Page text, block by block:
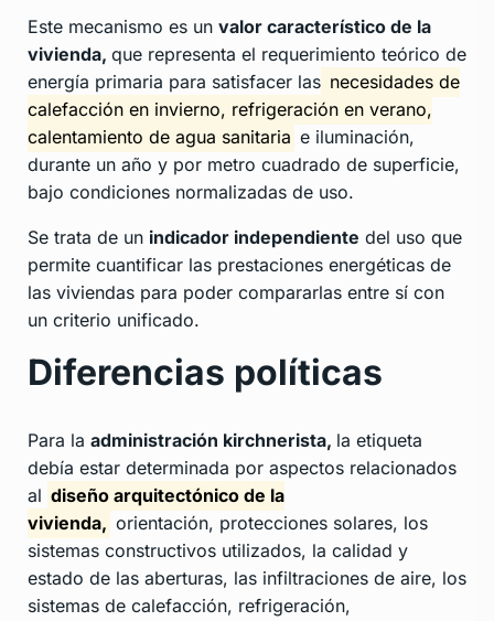
Este mecanismo es un valor característico de la
vivienda, que representa el requerimiento teórico de
energía primaria para satisfacer las necesidades de
calefacción en invierno, refrigeración en verano,
calentamiento de agua sanitaria e iluminación,
durante un año y por metro cuadrado de superficie,
bajo condiciones normalizadas de uso.
Se trata de un indicador independiente del uso que
permite cuantificar las prestaciones energéticas de
las viviendas para poder compararlas entre sí con
un criterio unificado.
Diferencias políticas
Para la administración kirchnerista, la etiqueta
debía estar determinada por aspectos relacionados
al diseño arquitectónico de la
vivienda, orientación, protecciones solares, los
sistemas constructivos utilizados, la calidad y
estado de las aberturas, las infiltraciones de aire, los
sistemas de calefacción, refrigeración,